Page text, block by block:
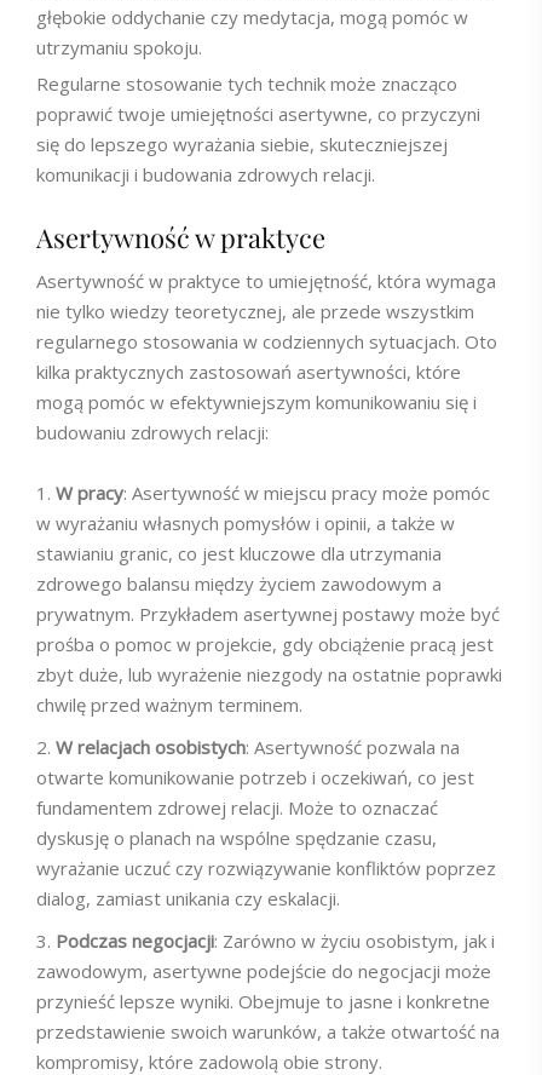
głębokie oddychanie czy medytacja, mogą pomóc w
utrzymaniu spokoju.
Regularne stosowanie tych technik może znacząco
poprawić twoje umiejętności asertywne, co przyczyni
się do lepszego wyrażania siebie, skuteczniejszej
komunikacji i budowania zdrowych relacji.
Asertywność w praktyce
Asertywność w praktyce to umiejętność, która wymaga
nie tylko wiedzy teoretycznej, ale przede wszystkim
regularnego stosowania w codziennych sytuacjach. Oto
kilka praktycznych zastosowań asertywności, które
mogą pomóc w efektywniejszym komunikowaniu się i
budowaniu zdrowych relacji:
W pracy: Asertywność w miejscu pracy może pomóc
w wyrażaniu własnych pomysłów i opinii, a także w
stawianiu granic, co jest kluczowe dla utrzymania
zdrowego balansu między życiem zawodowym a
prywatnym. Przykładem asertywnej postawy może być
prośba o pomoc w projekcie, gdy obciążenie pracą jest
zbyt duże, lub wyrażenie niezgody na ostatnie poprawki
chwilę przed ważnym terminem.
W relacjach osobistych: Asertywność pozwala na
otwarte komunikowanie potrzeb i oczekiwań, co jest
fundamentem zdrowej relacji. Może to oznaczać
dyskusję o planach na wspólne spędzanie czasu,
wyrażanie uczuć czy rozwiązywanie konfliktów poprzez
dialog, zamiast unikania czy eskalacji.
Podczas negocjacji: Zarówno w życiu osobistym, jak i
zawodowym, asertywne podejście do negocjacji może
przynieść lepsze wyniki. Obejmuje to jasne i konkretne
przedstawienie swoich warunków, a także otwartość na
kompromisy, które zadowolą obie strony.